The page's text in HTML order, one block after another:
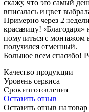
скажу, что это самый
вписалась и цвет
Примерно через 2
красавицу!
помучиться с монтажом
получился отменный.
Большое всем спасибо!
Качество продукции
Уровень сервиса
Срок изготовления
Оставить отзыв
Оставить отзыв на